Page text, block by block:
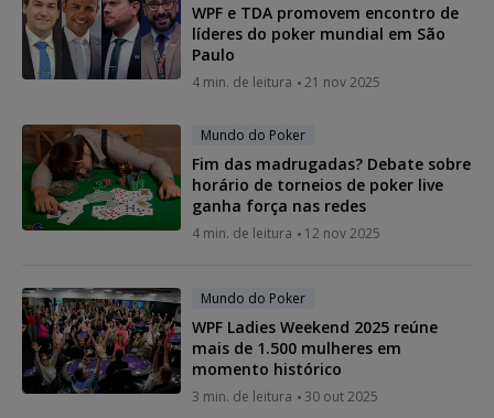
WPF e TDA promovem encontro de
líderes do poker mundial em São
Paulo
4 min. de leitura 21 nov 2025
Mundo do Poker
Fim das madrugadas? Debate sobre
horário de torneios de poker live
ganha força nas redes
4 min. de leitura 12 nov 2025
Mundo do Poker
WPF Ladies Weekend 2025 reúne
mais de 1.500 mulheres em
momento histórico
3 min. de leitura 30 out 2025